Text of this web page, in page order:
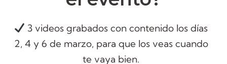
3 videos grabados con contenido los días
2, 4 y 6 de marzo, para que los veas cuando
te vaya bien.